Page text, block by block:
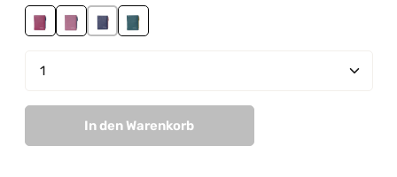
cranberry-mauve
mauve-sage green
purple-sky blue
teal green-sage green
Produkt Anzahl: Gib den gewünschten Wert ein
In den Warenkorb